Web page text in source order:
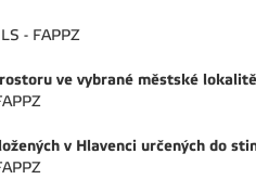
- FAPPZ
ve vybrané městské lokalitě
v Hlavenci určených do